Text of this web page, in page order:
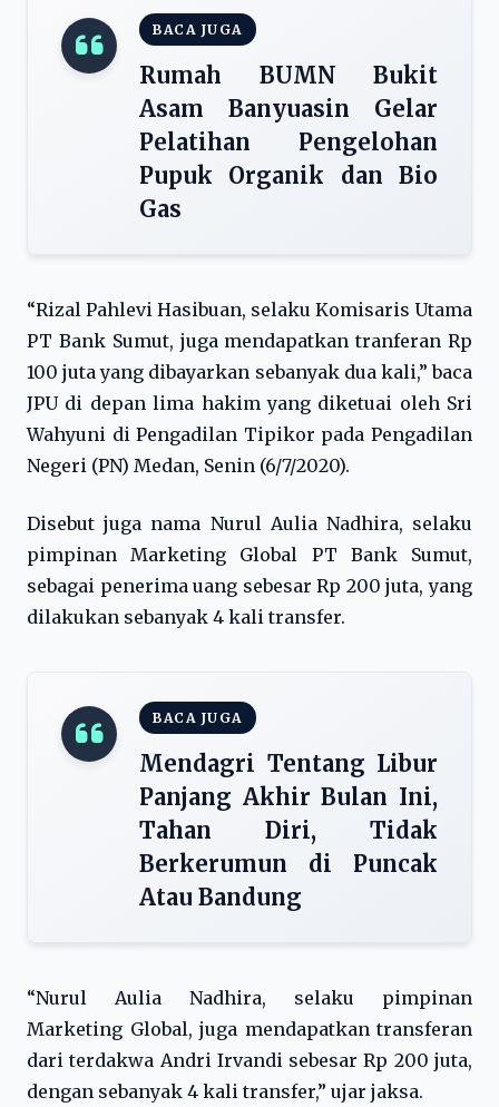
BACA JUGA
Rumah BUMN Bukit
Asam Banyuasin Gelar
Pelatihan Pengelohan
Pupuk Organik dan Bio
Gas
“Rizal Pahlevi Hasibuan, selaku Komisaris Utama
PT Bank Sumut, juga mendapatkan tranferan Rp
100 juta yang dibayarkan sebanyak dua kali,” baca
JPU di depan lima hakim yang diketuai oleh Sri
Wahyuni di Pengadilan Tipikor pada Pengadilan
Negeri (PN) Medan, Senin (6/7/2020).
Disebut juga nama Nurul Aulia Nadhira, selaku
pimpinan Marketing Global PT Bank Sumut,
sebagai penerima uang sebesar Rp 200 juta, yang
dilakukan sebanyak 4 kali transfer.
BACA JUGA
Mendagri Tentang Libur
Panjang Akhir Bulan Ini,
Tahan Diri, Tidak
Berkerumun di Puncak
Atau Bandung
“Nurul Aulia Nadhira, selaku pimpinan
Marketing Global, juga mendapatkan transferan
dari terdakwa Andri Irvandi sebesar Rp 200 juta,
dengan sebanyak 4 kali transfer,” ujar jaksa.